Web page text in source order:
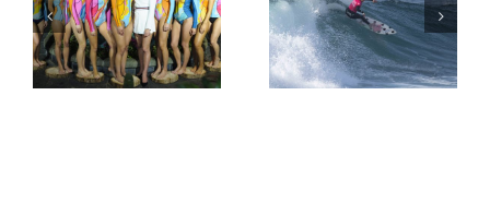
Gemma Lee
diseñadora y
deportista
La división de
géneros en el
surf
profesional